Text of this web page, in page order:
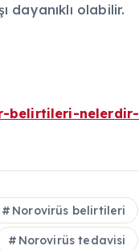
dayanıklı olabilir.
belirtileri-nelerdir-
Norovirüs belirtileri
Norovirüs tedavisi